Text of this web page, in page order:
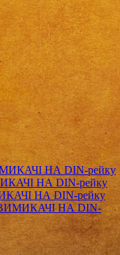
НА DIN-рейку
НА DIN-рейку
НА DIN-рейку
НА DIN-